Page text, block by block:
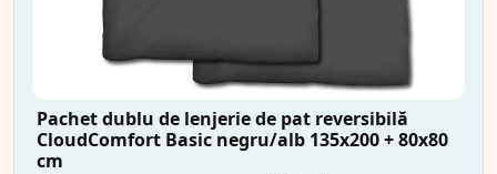
Pachet dublu de lenjerie de pat reversibilă
CloudComfort Basic negru/alb 135x200 + 80x80
cm